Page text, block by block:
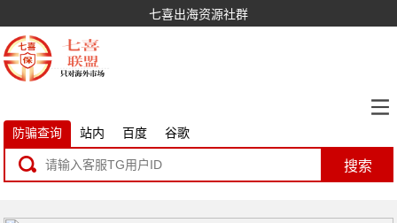
七喜出海资源社群
防骗查询 站内 百度 谷歌
搜索